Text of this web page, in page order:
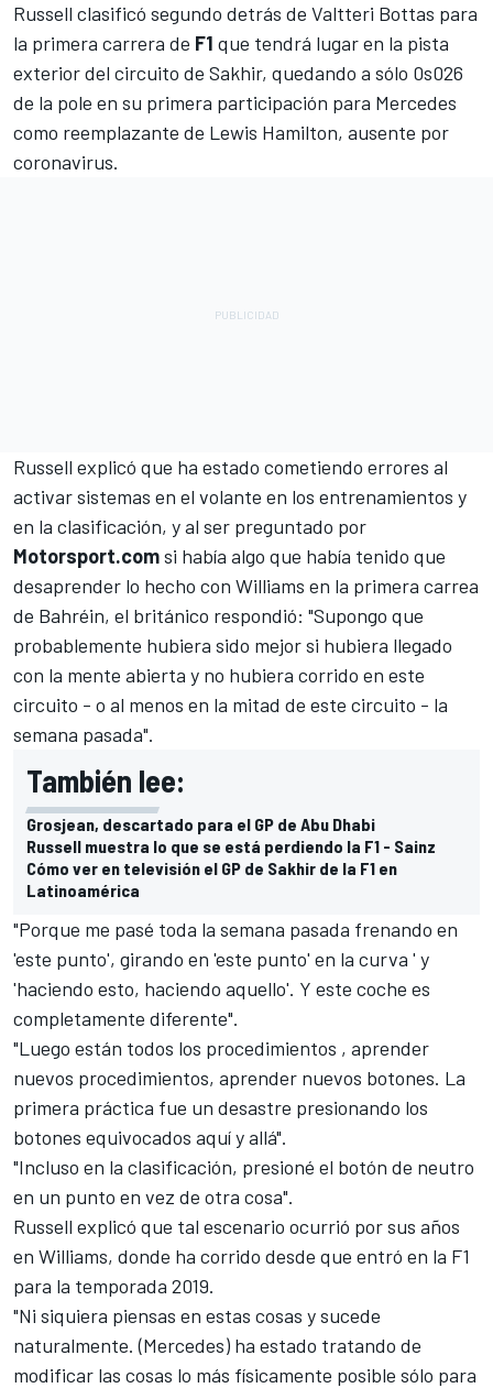
Russell clasificó segundo detrás de Valtteri Bottas para
la primera carrera de F1 que tendrá lugar en la pista
exterior del circuito de Sakhir, quedando a sólo 0s026
de la pole en su primera participación para Mercedes
como reemplazante de Lewis Hamilton, ausente por
coronavirus.
Russell explicó que ha estado cometiendo errores al
activar sistemas en el volante en los entrenamientos y
en la clasificación, y al ser preguntado por
Motorsport.comsi había algo que había tenido que
desaprender lo hecho con Williams en la primera carrea
de Bahréin, el británico respondió: "Supongo que
probablemente hubiera sido mejor si hubiera llegado
con la mente abierta y no hubiera corrido en este
circuito - o al menos en la mitad de este circuito - la
semana pasada".
También lee:
Grosjean, descartado para el GP de Abu Dhabi
Russell muestra lo que se está perdiendo la F1 - Sainz
Cómo ver en televisión el GP de Sakhir de la F1 en
Latinoamérica
"Porque me pasé toda la semana pasada frenando en
'este punto', girando en 'este punto' en la curva ' y
'haciendo esto, haciendo aquello'. Y este coche es
completamente diferente".
"Luego están todos los procedimientos , aprender
nuevos procedimientos, aprender nuevos botones. La
primera práctica fue un desastre presionando los
botones equivocados aquí y allá".
"Incluso en la clasificación, presioné el botón de neutro
en un punto en vez de otra cosa".
Russell explicó que tal escenario ocurrió por sus años
en Williams, donde ha corrido desde que entró en la F1
para la temporada 2019.
"Ni siquiera piensas en estas cosas y sucede
naturalmente. (Mercedes) ha estado tratando de
modificar las cosas lo más físicamente posible sólo para